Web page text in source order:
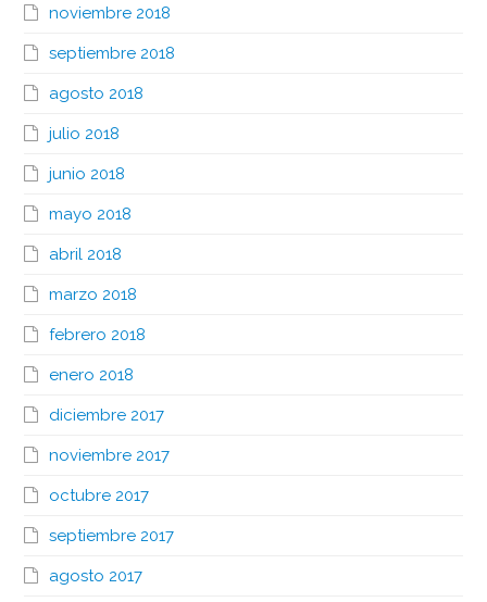
noviembre 2018
septiembre 2018
agosto 2018
julio 2018
junio 2018
mayo 2018
abril 2018
marzo 2018
febrero 2018
enero 2018
diciembre 2017
noviembre 2017
octubre 2017
septiembre 2017
agosto 2017